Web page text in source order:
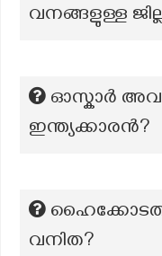
വനങ്ങളുള്ള
ഓസ്കാര്‍
ഇന്ത്യക്കാരന്‍?
വനിത?